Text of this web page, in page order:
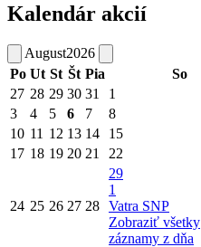
Kalendár akcií
August2026
Po Ut St Št Pia So
27 28 29 30 31 1
3
4 5 6 7 8
10 11 12 13 14 15
17 18 19 20 21 22
24 25 26 27 28
29
1
Vatra SNP
Zobraziť všetky
záznamy z dňa